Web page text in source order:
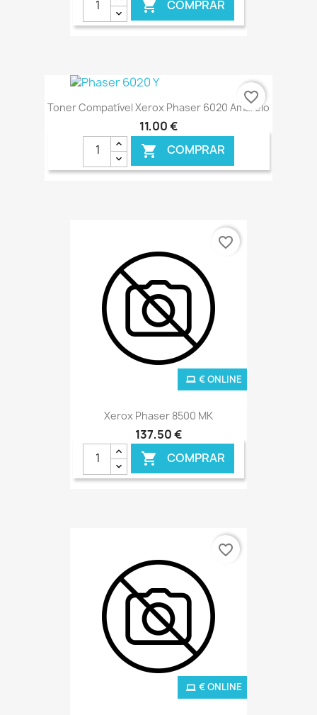
 COMPRAR
Toner Compatível Xerox Phaser 6020 Amarelo
11,00 €
 COMPRAR
€ ONLINE
favorite_border
Xerox Phaser 8500 MK
137,50 €
 COMPRAR
€ ONLINE
favorite_border
€ ONLINE
favorite_border